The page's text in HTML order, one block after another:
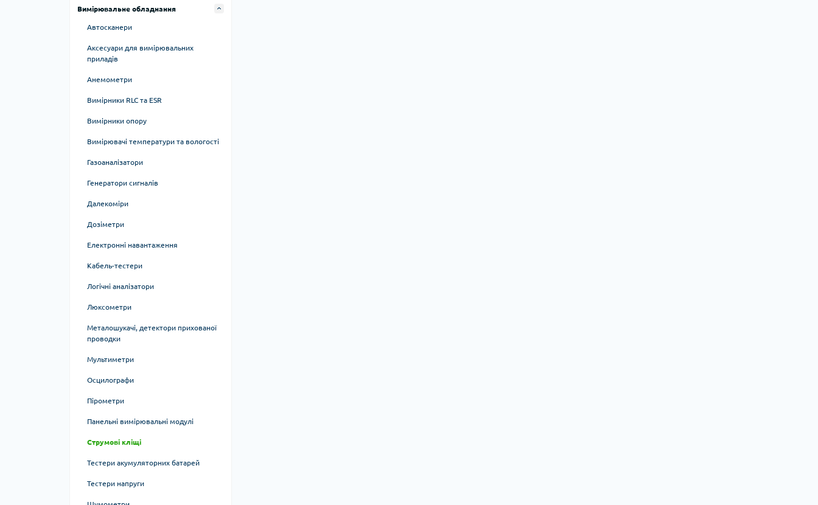
Ножі, ножиці, скальпелі
Пінцети
Ручний інструмент
Вимірювальне обладнання
Автосканери
Аксесуари для вимірювальних
приладів
Анемометри
Вимірники RLC та ESR
Вимірники опору
Вимірювачі температури та вологості
Газоаналізатори
Генератори сигналів
Далекоміри
Дозіметри
Електронні навантаження
Кабель-тестери
Логічні аналізатори
Люксометри
Металошукачі, детектори прихованої
проводки
Мультиметри
Осцилографи
Пірометри
Панельні вимірювальні модулі
Струмові кліщі
Тестери акумуляторних батарей
Тестери напруги